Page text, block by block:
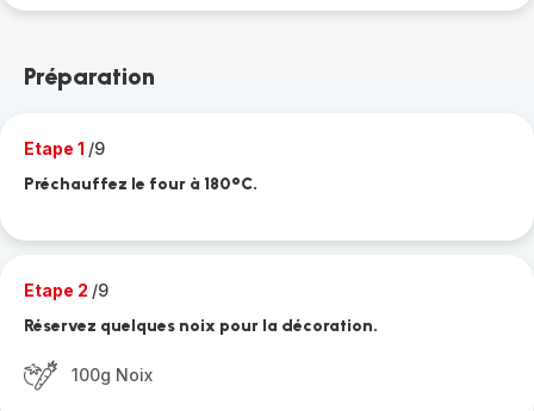
Préparation
Etape 1 /9
Préchauffez le four à 180°C.
Etape 2 /9
Réservez quelques noix pour la décoration.
100g Noix